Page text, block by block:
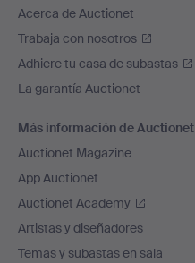
Acerca de Auctionet
Trabaja con nosotros
Adhiere tu casa de subastas
La garantía Auctionet
Más información de Auctionet
Auctionet Magazine
App Auctionet
Auctionet Academy
Artistas y diseñadores
Temas y subastas en sala